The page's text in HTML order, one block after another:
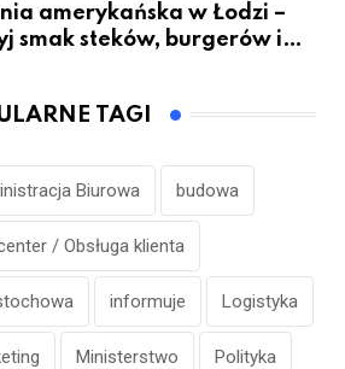
amerykańska w Łodzi –
smak steków, burgerów i
TAGI
Biurowa budowa
/ Obsługa klienta
informuje Logistyka
Ministerstwo Polityka